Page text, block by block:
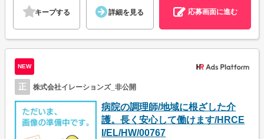
キープする 詳細を見る 応募画面に進む
NEW
正 株式会社イレーションズ_非公開
病院の調理師/地域に根ざした介
護。長く安心して働けます/HRCE
I/EL/HW/00767